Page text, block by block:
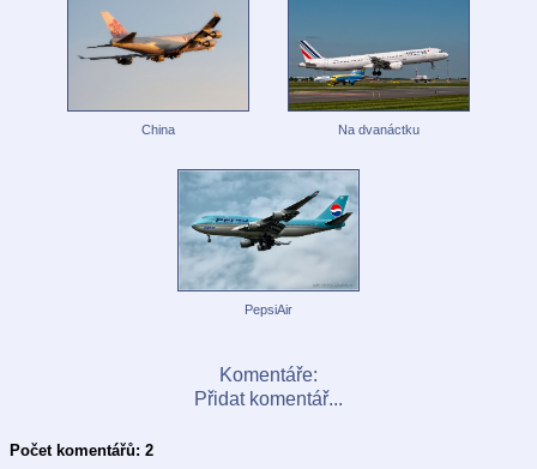
China Na dvanáctku
PepsiAir
Komentáře:
Přidat komentář...
Počet komentářů: 2